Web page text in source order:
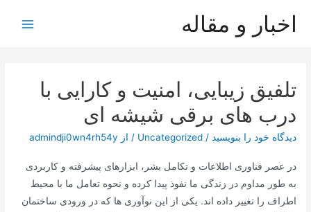
اخبار و مقاله
تلفیق زیبایی، امنیت و کارایی با
درب های برقی شیشه ای
دیدگاه‌ خود را بنویسید /
Uncategorized / از admindji0wn4rh54y
در عصر فناوری اطلاعات و تکامل بشر، ابزارهای پیشرفته و کاربردی
به طور مداوم در زندگی ما نفوذ پیدا کرده و نحوه تعامل ما با محیط
اطراف را تغییر داده اند. یکی از این نوآوری ها که در ورودی ساختمان